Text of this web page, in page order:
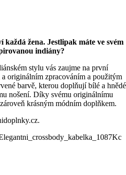
žena. Jestlipak máte ve svém
indiány?
stylu vás zaujme na první
originálním zpracováním a použitým
barvě, kterou doplňují bílé a hnědé
nošení. Díky svému originálnímu
krásným módním doplňkem.